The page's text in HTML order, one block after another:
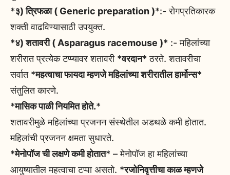
*३) त्रिफळा ( Generic preparation )*:- रोगप्रतिकारक
शक्ती वाढविण्यासाठी उपयुक्त.
*४) शतावरी ( Asparagus racemouse )* :- महिलांच्या
शरीरात प्रत्येक टप्प्यावर शतावरी *वरदान* ठरते. शतावरीचा
सर्वात *महत्वाचा फायदा म्हणजे महिलांच्या शरीरातील हार्मोन्स*
संतुलित कारणे.
*मासिक पाळी नियमित होते.*
शतावरीमुळे महिलांच्या प्रजनन संस्थेतील अडथळे कमी होतात.
महिलांची प्रजनन क्षमता सुधारते.
*मेनोपॉज ची लक्षणे कमी होतात* – मेनोपॉज हा महिलांच्या
आयुष्यातील महत्वाचा टप्पा असतो. *रजोनिवृत्तीचा काळ म्हणजे